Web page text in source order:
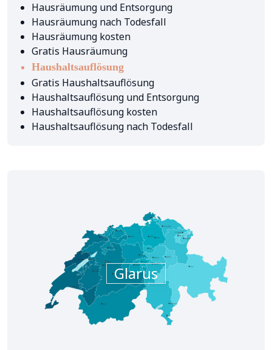
Hausräumung und Entsorgung
Hausräumung nach Todesfall
Hausräumung kosten
Gratis Hausräumung
Haushaltsauflösung
Gratis Haushaltsauflösung
Haushaltsauflösung und Entsorgung
Haushaltsauflösung kosten
Haushaltsauflösung nach Todesfall
Glarus